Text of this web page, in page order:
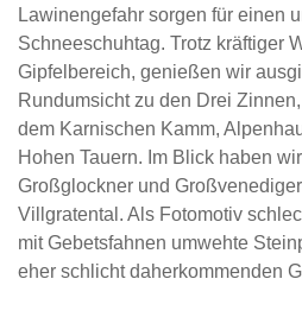
Lawinengefahr sorgen für einen
Schneeschuhtag. Trotz kräftiger
Gipfelbereich, genießen wir
Rundumsicht zu den Drei
dem Karnischen Kamm,
Hohen Tauern. Im Blick haben
Großglockner und
Villgratental. Als Fotomotiv
mit Gebetsfahnen umwehte
eher schlicht daherkommenden